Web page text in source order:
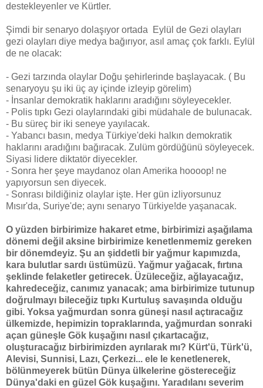
destekleyenler ve Kürtler.
Şimdi bir senaryo dolaşıyor ortada Eylül de Gezi olayları
gezi olayları diye medya bağırıyor, asıl amaç çok farklı. Eylül
de ne olacak:
- Gezi tarzında olaylar Doğu şehirlerinde başlayacak. ( Bu
senaryoyu şu iki üç ay içinde izleyip görelim)
- İnsanlar demokratik haklarını aradığını söyleyecekler.
- Polis tıpkı Gezi olaylarındaki gibi müdahale de bulunacak.
- Bu süreç bir iki seneye yayılacak.
- Yabancı basın, medya Türkiye'deki halkın demokratik
haklarını aradığını bağıracak. Zulüm gördüğünü söyleyecek.
Siyasi lidere diktatör diyecekler.
- Sonra her şeye maydanoz olan Amerika hoooop! ne
yapıyorsun sen diyecek.
- Sonrası bildiğiniz olaylar işte. Her gün izliyorsunuz
Mısır'da, Suriye'de; aynı senaryo Türkiye!de yaşanacak.
O yüzden birbirimize hakaret etme, birbirimizi aşağılama
dönemi değil aksine birbirimize kenetlenmemiz gereken
bir dönemdeyiz. Şu an şiddetli bir yağmur kapımızda,
kara bulutlar sardı üstümüzü. Yağmur yağacak, fırtına
şeklinde felaketler getirecek. Üzüleceğiz, ağlayacağız,
kahredeceğiz, canımız yanacak; ama birbirimize tutunup
doğrulmayı bileceğiz tıpkı Kurtuluş savaşında olduğu
gibi. Yoksa yağmurdan sonra güneşi nasıl açtıracağız
ülkemizde, hepimizin topraklarında, yağmurdan sonraki
açan güneşle Gök kuşağını nasıl çıkartacağız,
oluşturacağız birbirimizden ayrılarak mı? Kürt'ü, Türk'ü,
Alevisi, Sunnisi, Lazı, Çerkezi... ele le kenetlenerek,
bölünmeyerek bütün Dünya ülkelerine göstereceğiz
Dünya'daki en güzel Gök kuşağını. Yaradılanı severim